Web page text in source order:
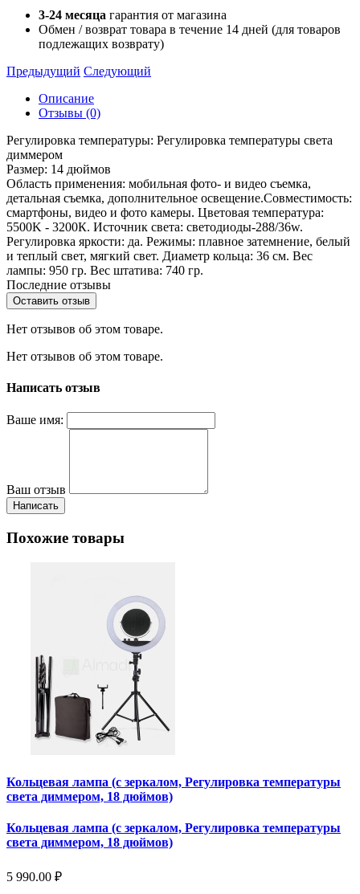
3-24 месяца гарантия от магазина
Обмен / возврат товара в течение 14 дней (для товаров
подлежащих возврату)
Предыдущий Следующий
Описание
Отзывы (0)
Регулировка температуры: Регулировка температуры света
диммером
Размер: 14 дюймов
Область применения: мобильная фото- и видео съемка,
детальная съемка, дополнительное освещение.Совместимость:
смартфоны, видео и фото камеры. Цветовая температура:
5500K - 3200К. Источник света: светодиоды-288/36w.
Регулировка яркости: да. Режимы: плавное затемнение, белый
и теплый свет, мягкий свет. Диаметр кольца: 36 см. Вес
лампы: 950 гр. Вес штатива: 740 гр.
Последние отзывы
Оставить отзыв
Нет отзывов об этом товаре.
Нет отзывов об этом товаре.
Написать отзыв
Ваше имя:
Ваш отзыв
Написать
Похожие товары
Кольцевая лампа (с зеркалом, Регулировка температуры
света диммером, 18 дюймов)
Кольцевая лампа (с зеркалом, Регулировка температуры
света диммером, 18 дюймов)
5 990.00 ₽